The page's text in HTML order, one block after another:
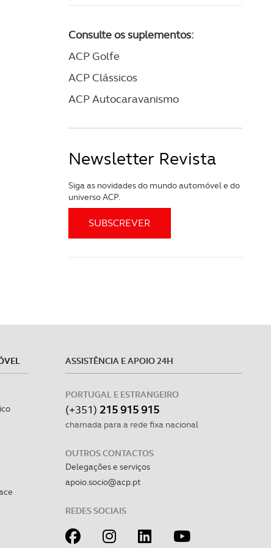
Consulte os suplementos:
ACP Golfe
ACP Clássicos
ACP Autocaravanismo
Newsletter Revista
Siga as novidades do mundo automóvel e do
universo ACP.
ASSISTÊNCIA E APOIO 24H
PORTUGAL E ESTRANGEIRO
(+351) 215 915 915
chamada para a rede fixa nacional
OUTROS CONTACTOS
Delegações e serviços
apoio.socio@acp.pt
REDES SOCIAIS